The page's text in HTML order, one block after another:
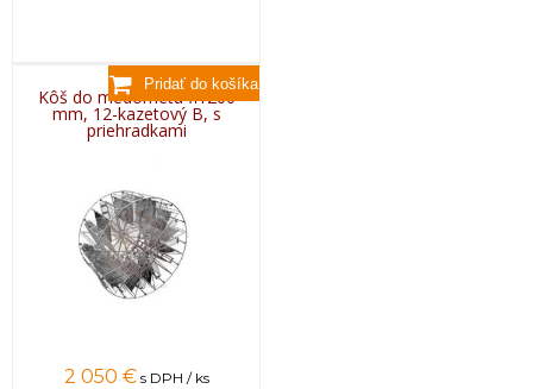
Kôš do medometu fi1200
mm, 12-kazetový B, s
priehradkami
2 050 € s DPH / ks